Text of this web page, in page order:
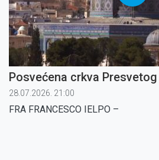
Posvećena crkva
28.07.2026. 21:00
FRA FRANCESCO IELPO –